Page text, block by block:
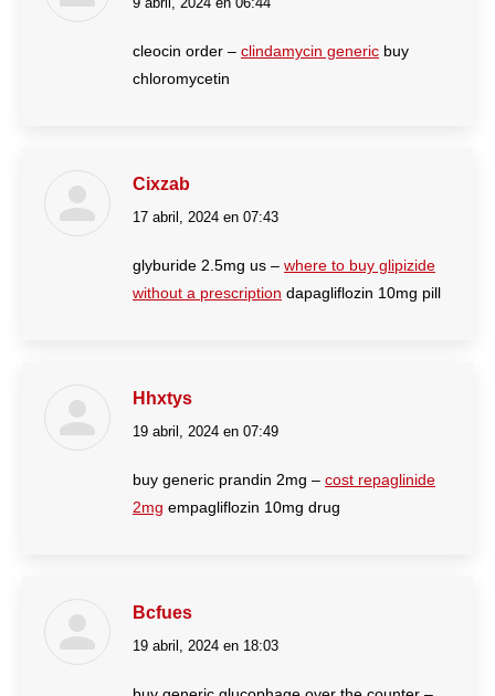
dice:
cleocin order – clindamycin generic buy
chloromycetin
Cixzab
dice:
17 abril, 2024 en 07:43
glyburide 2.5mg us – where to buy glipizide
without a prescription dapagliflozin 10mg pill
Hhxtys
dice:
19 abril, 2024 en 07:49
buy generic prandin 2mg – cost repaglinide
2mg empagliflozin 10mg drug
Bcfues
dice:
19 abril, 2024 en 18:03